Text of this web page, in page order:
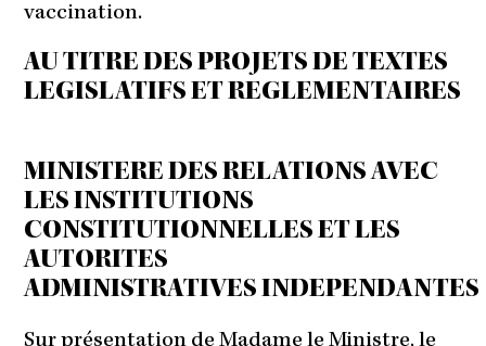
vaccination.
AU TITRE DES PROJETS DE TEXTES
LEGISLATIFS ET REGLEMENTAIRES
MINISTERE DES RELATIONS AVEC
LES INSTITUTIONS
CONSTITUTIONNELLES ET LES
AUTORITES
ADMINISTRATIVES INDEPENDANTES
Sur présentation de Madame le Ministre, le